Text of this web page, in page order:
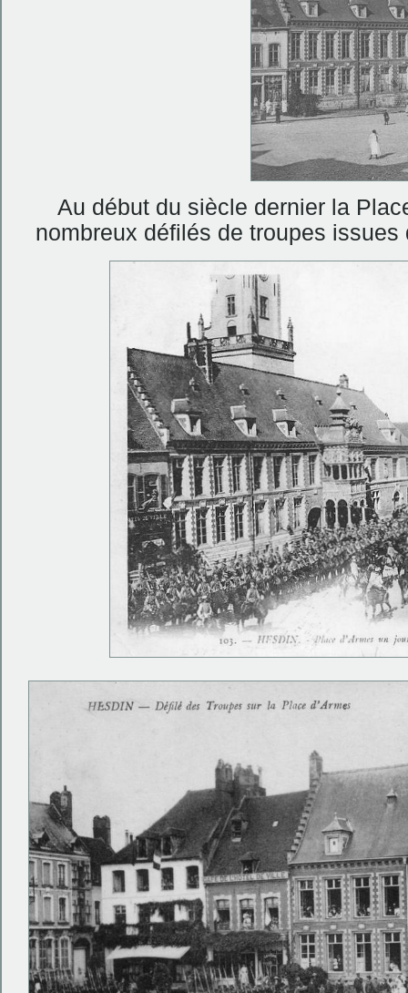
Au début du siècle dernier la
nombreux défilés de troupes